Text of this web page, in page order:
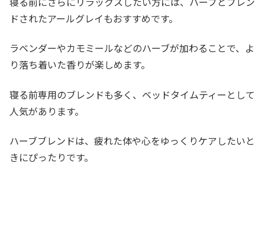
ドされたアールグレイもおすすめです。
ラベンダーやカモミールなどのハーブが加わることで、よ
り落ち着いた香りが楽しめます。
寝る前専用のブレンドも多く、ベッドタイムティーとして
人気があります。
ハーブブレンドは、疲れた体や心をゆっくりケアしたいと
きにぴったりです。